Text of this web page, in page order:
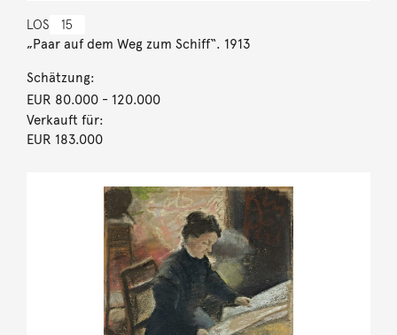
LOS 15
„Paar auf dem Weg zum Schiff“. 1913
Schätzung:
EUR 80.000- 120.000
Verkauft für:
EUR 183.000